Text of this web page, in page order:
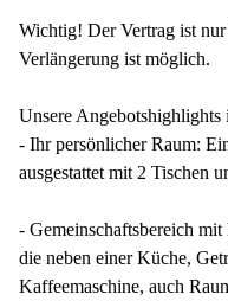
Wichtig! Der Vertrag ist
Verlängerung ist möglich.
Unsere
- Ihr persönlicher Raum:
ausgestattet mit 2 Tischen
- Gemeinschaftsbereich
die neben einer Küche,
Kaffeemaschine, auch